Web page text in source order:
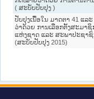
( ສະບັບປັບປຸງ )
ປັບປຸງເນື້ອໃນ ມາດຕາ 41 ແລ
ວ່າດ້ວຍ ການເລືອກຕັ້ງສະມາ
ແຫ່ງຊາດ ແລະ ສະພາປະຊາ
(ສະບັບປັບປຸງ 2015)